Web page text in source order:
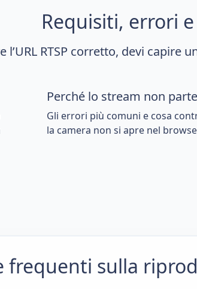
Requisiti, errori
l’URL RTSP corretto, devi capire
Perché lo stream non parte
Gli errori più comuni e cosa
la camera non si apre nel
frequenti sulla